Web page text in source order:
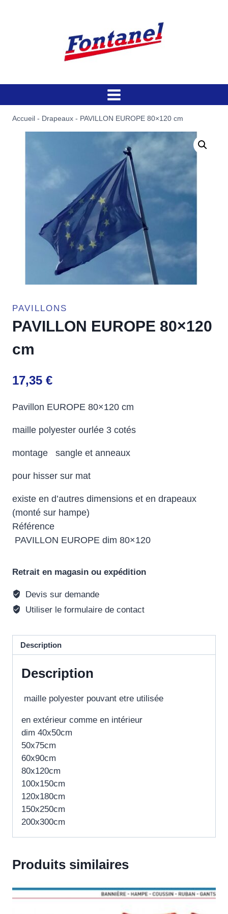
Accueil - Drapeaux - PAVILLON EUROPE 80×120 cm
PAVILLONS
PAVILLON EUROPE 80×120
cm
17,35 €
Pavillon EUROPE 80×120 cm
maille polyester ourlée 3 cotés
montage sangle et anneaux
pour hisser sur mat
existe en d’autres dimensions et en drapeaux
(monté sur hampe)
Référence
PAVILLON EUROPE dim 80×120
Retrait en magasin ou expédition
Devis sur demande
Utiliser le formulaire de contact
Description
Description
maille polyester pouvant etre utilisée
en extérieur comme en intérieur
dim 40x50cm
50x75cm
60x90cm
80x120cm
100x150cm
120x180cm
150x250cm
200x300cm
Produits similaires